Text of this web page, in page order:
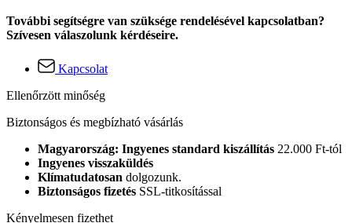
További segítségre van szüksége rendelésével kapcsolatban?
Szívesen válaszolunk kérdéseire.
Kapcsolat
Ellenőrzött minőség
Biztonságos és megbízható vásárlás
Magyarország: Ingyenes standard kiszállítás 22.000 Ft-tól
Ingyenes visszaküldés
Klímatudatosan dolgozunk.
Biztonságos fizetés SSL-titkosítással
Kényelmesen fizethet